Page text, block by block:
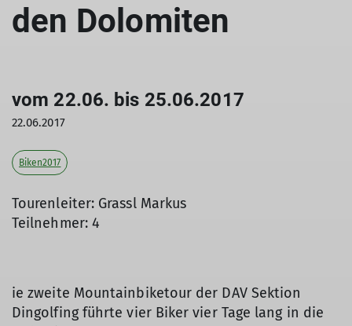
den Dolomiten
vom 22.06. bis 25.06.2017
22.06.2017
Biken2017
Tourenleiter: Grassl Markus
Teilnehmer: 4
ie zweite Mountainbiketour der DAV Sektion
Dingolfing führte vier Biker vier Tage lang in die